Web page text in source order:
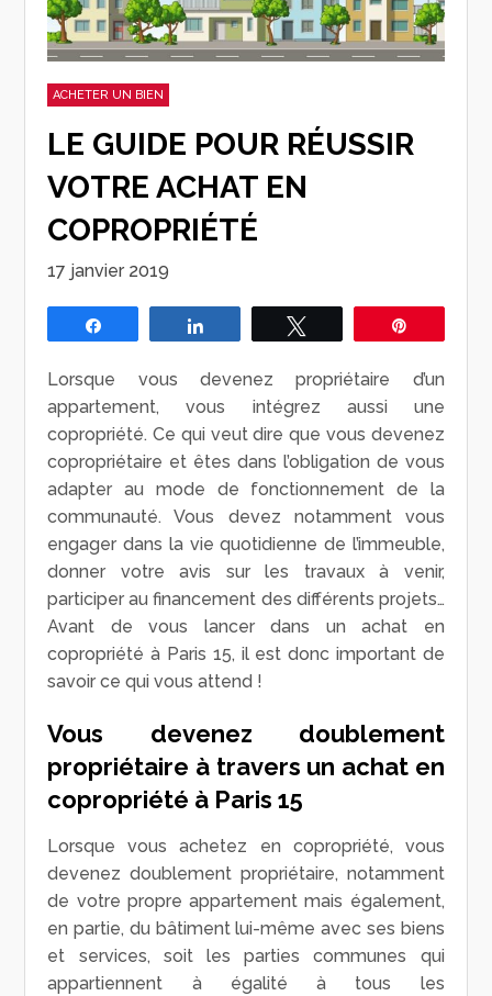
ACHETER UN BIEN
LE GUIDE POUR RÉUSSIR
VOTRE ACHAT EN
COPROPRIÉTÉ
17 janvier 2019
Lorsque vous devenez propriétaire d’un
appartement, vous intégrez aussi une
copropriété. Ce qui veut dire que vous devenez
copropriétaire et êtes dans l’obligation de vous
adapter au mode de fonctionnement de la
communauté. Vous devez notamment vous
engager dans la vie quotidienne de l’immeuble,
donner votre avis sur les travaux à venir,
participer au financement des différents projets…
Avant de vous lancer dans un achat en
copropriété à Paris 15, il est donc important de
savoir ce qui vous attend !
Vous devenez doublement
propriétaire à travers un achat en
copropriété à Paris 15
Lorsque vous achetez en copropriété, vous
devenez doublement propriétaire, notamment
de votre propre appartement mais également,
en partie, du bâtiment lui-même avec ses biens
et services, soit les parties communes qui
appartiennent à égalité à tous les